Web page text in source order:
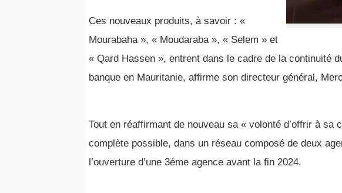
Ces nouveaux produits, à savoir : «
Mourabaha », « Moudaraba », « Selem » et
« Qard Hassen », entrent dans le cadre de la continuité
banque en Mauritanie, affirme son directeur général,
Tout en réaffirmant de nouveau sa « volonté d’offrir à sa
complète possible, dans un réseau composé de deux
l’ouverture d’une 3éme agence avant la fin 2024.